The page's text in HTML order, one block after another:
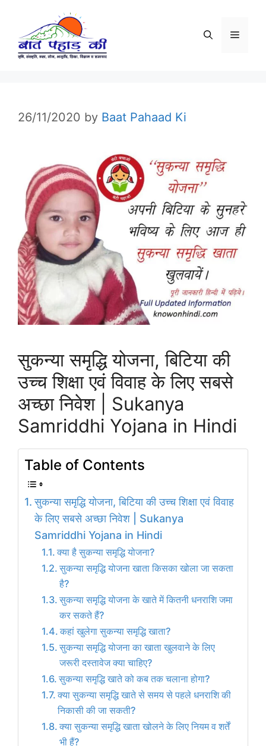
content
Menu
26/11/2020 by Baat Pahaad Ki
सुकन्या समृद्धि योजना, बिटिया की
उच्च शिक्षा एवं विवाह के लिए सबसे
अच्छा निवेश | Sukanya
Samriddhi Yojana in Hindi
Table of Contents
सुकन्या समृद्धि योजना, बिटिया की उच्च शिक्षा एवं विवाह
के लिए सबसे अच्छा निवेश | Sukanya
Samriddhi Yojana in Hindi
क्या है सुकन्या समृद्धि योजना?
सुकन्या समृद्धि योजना खाता किसका खोला जा सकता
है?
सुकन्या समृद्धि योजना के खाते में कितनी धनराशि जमा
कर सकते हैं?
कहां खुलेगा सुकन्या समृद्धि खाता?
सुकन्या समृद्धि योजना का खाता खुलवाने के लिए
जरूरी दस्तावेज क्या चाहिए?
सुकन्या समृद्धि खाते को कब तक चलाना होगा?
क्या सुकन्या समृद्धि खाते से समय से पहले धनराशि की
निकासी की जा सकती?
क्या सुकन्या समृद्धि खाता खोलने के लिए नियम व शर्तें
भी हैं?